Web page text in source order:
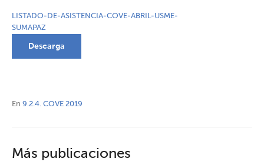
LISTADO-DE-ASISTENCIA-COVE-ABRIL-USME-
SUMAPAZ
Descarga
En 9.2.4. COVE 2019
Más publicaciones